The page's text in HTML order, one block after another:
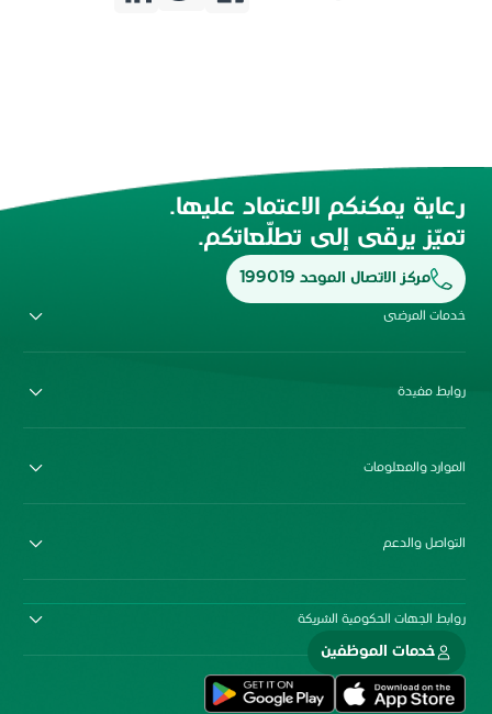
رعاية يمكنكم الاعتماد عليها.
تميّز يرقى إلى تطلّعاتكم.
مركز الاتصال الموحد 199019
خدمات المرضى
روابط مفيدة
الموارد والمعلومات
التواصل والدعم
روابط الجهات الحكومية الشريكة
خدمات الموظفين